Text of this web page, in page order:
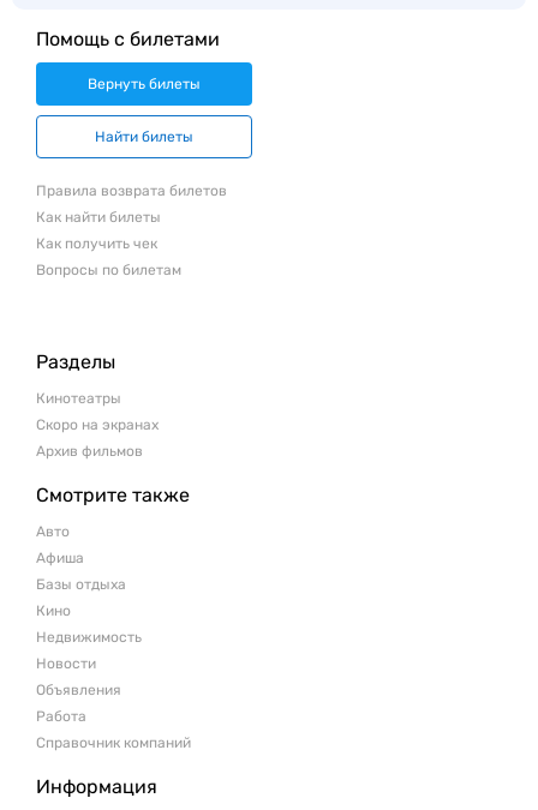
Помощь с билетами
Вернуть билеты
Найти билеты
Правила возврата билетов
Как найти билеты
Как получить чек
Вопросы по билетам
Разделы
Кинотеатры
Скоро на экранах
Архив фильмов
Смотрите также
Авто
Афиша
Базы отдыха
Кино
Недвижимость
Новости
Объявления
Работа
Справочник компаний
Информация